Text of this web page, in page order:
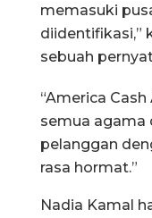
memasuki
diidentifikasi,”
sebuah
“America
semua agama
pelanggan
rasa hormat.”
Nadia Kamal